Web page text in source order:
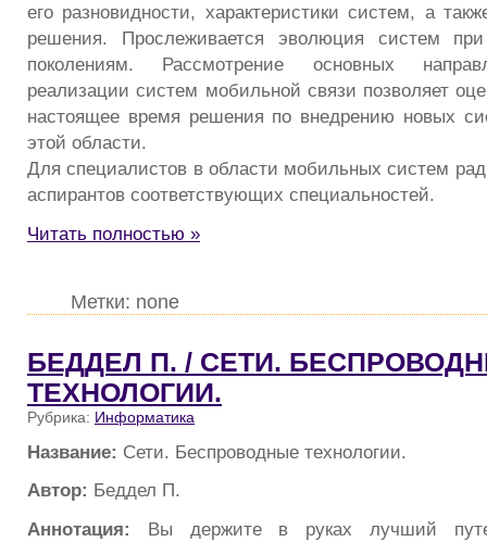
его разновидности, характеристики систем, а
решения. Прослеживается эволюция систем
поколениям. Рассмотрение основных
реализации систем мобильной связи позволяет
настоящее время решения по внедрению новых
этой области.
Для специалистов в области мобильных систем
аспирантов соответствующих специальностей.
Читать полностью »
Метки: none
БЕДДЕЛ П. / СЕТИ.
ТЕХНОЛОГИИ.
Рубрика: Информатика
Название: Сети. Беспроводные технологии.
Автор: Беддел П.
Аннотация: Вы держите в руках лучший